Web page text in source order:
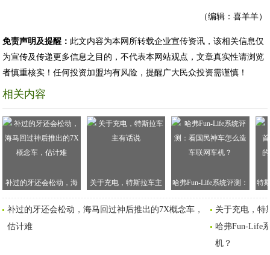
（编辑：喜羊羊）
免责声明及提醒： 此文内容为本网所转载企业宣传资讯，该相关信息仅
为宣传及传递更多信息之目的，不代表本网站观点，文章真实性请浏览
者慎重核实！任何投资加盟均有风险，提醒广大民众投资需谨慎！
相关内容
补过的牙还会松动，海
马回过神后推出的7X概
念车，估计难
关于充电，特斯拉车主
有话说
哈弗Fun-Life系统评测：
看国民神车怎么造车联
网车机？
特
但
补过的牙还会松动，海马回过神后推出的7X概念车，
估计难
关于充电，特
哈弗Fun-Life
机？